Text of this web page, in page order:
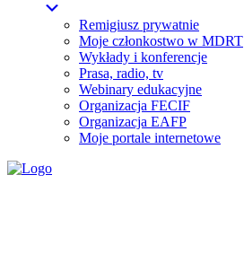
Remigiusz prywatnie
Moje członkostwo w MDRT
Wykłady i konferencje
Prasa, radio, tv
Webinary edukacyjne
Organizacja FECIF
Organizacja EAFP
Moje portale internetowe